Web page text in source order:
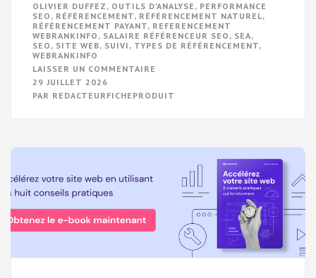
OLIVIER DUFFEZ , OUTILS D'ANALYSE , PERFORMANCE
SEO , RÉFÉRENCEMENT, RÉFÉRENCEMENT NATUREL,
RÉFÉRENCEMENT PAYANT, REFERENCEMENT
WEBRANKINFO , SALAIRE RÉFÉRENCEUR SEO , SEA,
SEO , SITE WEB, SUIVI , TYPES DE RÉFÉRENCEMENT,
WEBRANKINFO
LAISSER UN COMMENTAIRE
RÉFÉRENCEMENT
GUIDE
ESSENTIEL
29 JUILLET 2026
PAR REDACTEURFICHEPRODUIT